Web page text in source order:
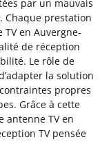
par un mauvais
Chaque prestation
en Auvergne-
de réception
Le rôle de
la solution
propres
Grâce à cette
antenne TV en
TV pensée